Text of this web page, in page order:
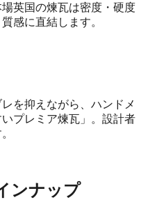
英国の煉瓦は密度・硬度
感に直結します。
を抑えながら、ハンドメ
プレミア煉瓦」。設計者
ンナップ